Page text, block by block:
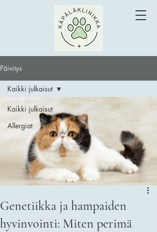
Päivitys
Kaikki julkaisut
Allergiat
Kaikki julkaisut
Genetiikka ja hampaiden
hyvinvointi: Miten perimä